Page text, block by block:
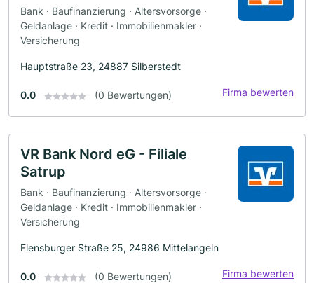
Bank · Baufinanzierung · Altersvorsorge ·
Geldanlage · Kredit · Immobilienmakler ·
Versicherung
Hauptstraße 23, 24887 Silberstedt
0.0 (0 Bewertungen) Firma bewerten
VR Bank Nord eG - Filiale
Satrup
Bank · Baufinanzierung · Altersvorsorge ·
Geldanlage · Kredit · Immobilienmakler ·
Versicherung
Flensburger Straße 25, 24986 Mittelangeln
0.0 (0 Bewertungen) Firma bewerten